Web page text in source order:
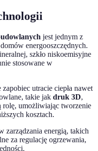
jest jednym z
energooszczędnych.
szkło niskoemisyjne
stosowane w
utracie ciepła nawet
takie jak druk 3D,
rolę, umożliwiając tworzenie
kosztach.
zarządzania energią, takich
za regulację ogrzewania,